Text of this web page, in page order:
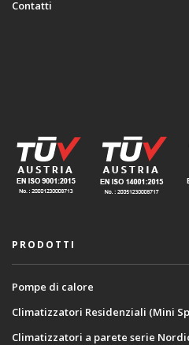
Contatti
PRODOTTI
Pompe di calore
Climatizzatori Residenziali (Mini
Climatizzatori a parete serie